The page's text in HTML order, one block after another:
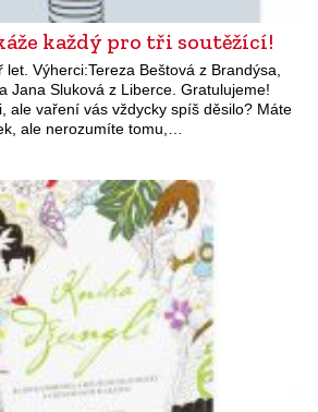
každý pro tři soutěžící!
Výherci:Tereza Beštová z Brandýsa,
Jana Sluková z Liberce. Gratulujeme!
ale vaření vás vždycky spíš děsilo? Máte
ale nerozumíte tomu,…